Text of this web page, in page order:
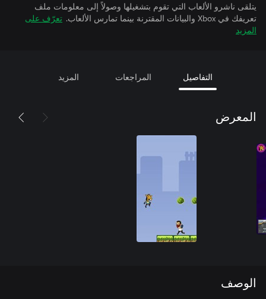
يتلقى ناشرو الألعاب التي تقوم بتشغيلها وصولاً إلى معلومات ملف
تعريفك في Xbox والبيانات المقترنة بينما تمارس الألعاب.
تعرّف على
المزيد
التفاصيل المراجعات المزيد
المعرض
الوصف